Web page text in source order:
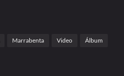
Marrabenta Video Álbum